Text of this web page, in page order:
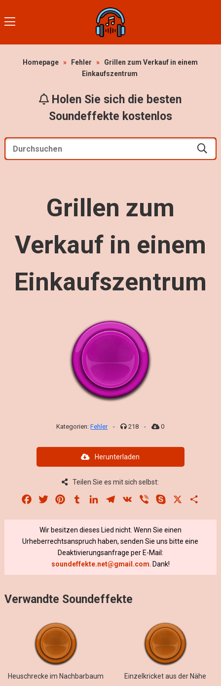
Homepage » Fehler »
Grillen zum Verkauf in einem
Einkaufszentrum
Holen Sie sich die besten
Soundeffekte kostenlos
Grillen zum
Verkauf in einem
Einkaufszentrum
Kategorien:Fehler - 218 - 0
Herunterladen
Teilen Sie es mit sich selbst:
Facebook
Twitter PinterestTumblrLinkedInTelegram
VK Viber Skype
Wir besitzen dieses Lied nicht. Wenn Sie einen
Urheberrechtsanspruch haben, senden Sie uns bitte eine
Deaktivierungsanfrage per E-Mail:
soundeffekte.net@gmail.com . Dank!
Verwandte Soundeffekte
Heuschrecke im Nachbarbaum Einzelkricket aus der Nähe